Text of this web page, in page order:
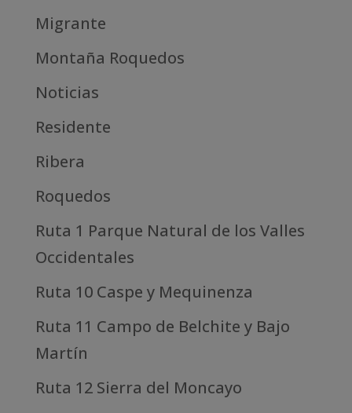
Migrante
Montaña Roquedos
Noticias
Residente
Ribera
Roquedos
Ruta 1 Parque Natural de los Valles
Occidentales
Ruta 10 Caspe y Mequinenza
Ruta 11 Campo de Belchite y Bajo
Martín
Ruta 12 Sierra del Moncayo